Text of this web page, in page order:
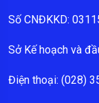
Số CNĐKKD:
Sở Kế hoạch và
Điện thoại: (028)